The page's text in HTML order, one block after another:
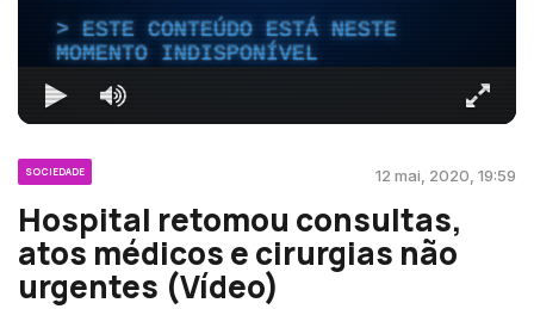
ESTE CONTEÚDO ESTÁ NESTE
MOMENTO INDISPONÍVEL
SOCIEDADE 12 mai, 2020, 19:59
Hospital retomou consultas,
atos médicos e cirurgias não
urgentes (Vídeo)